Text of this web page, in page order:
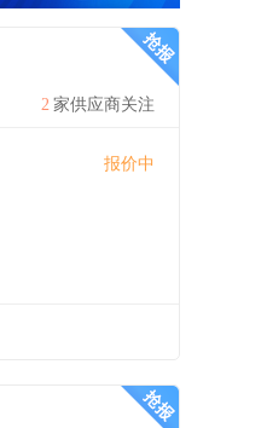
2 家供应商关注
报价中